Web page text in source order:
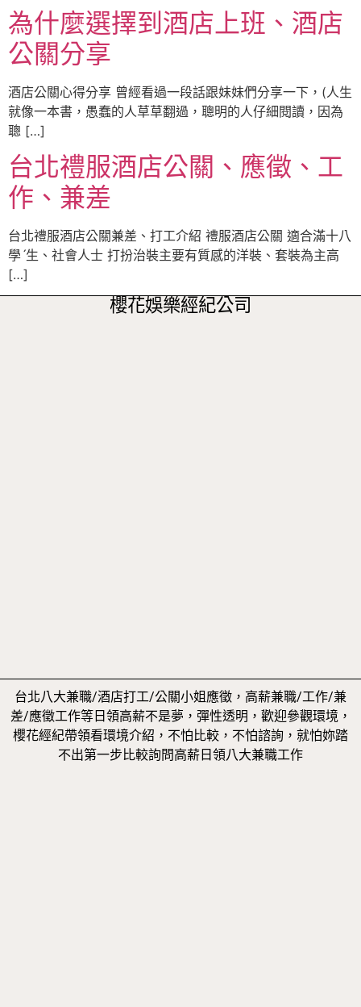
為什麼選擇到酒店上班、酒店
公關分享
酒店公關心得分享 曾經看過一段話跟妹妹們分享一下，(人生
就像一本書，愚蠢的人草草翻過，聰明的人仔細閱讀，因為
聰 […]
台北禮服酒店公關、應徵、工
作、兼差
台北禮服酒店公關兼差、打工介紹 禮服酒店公關 適合滿十八
學ˊ生、社會人士 打扮治裝主要有質感的洋裝、套裝為主高
[…]
櫻花娛樂經紀公司
台北八大兼職/酒店打工/公關小姐應徵，高薪兼職/工作/兼
差/應徵工作等日領高薪不是夢，彈性透明，歡迎參觀環境，
櫻花經紀帶領看環境介紹，不怕比較，不怕諮詢，就怕妳踏
不出第一步比較詢問高薪日領八大兼職工作